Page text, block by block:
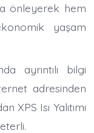
önleyerek hem
yaşam
ayrıntılı bilgi
adresinden
XPS Isı Yalıtımı